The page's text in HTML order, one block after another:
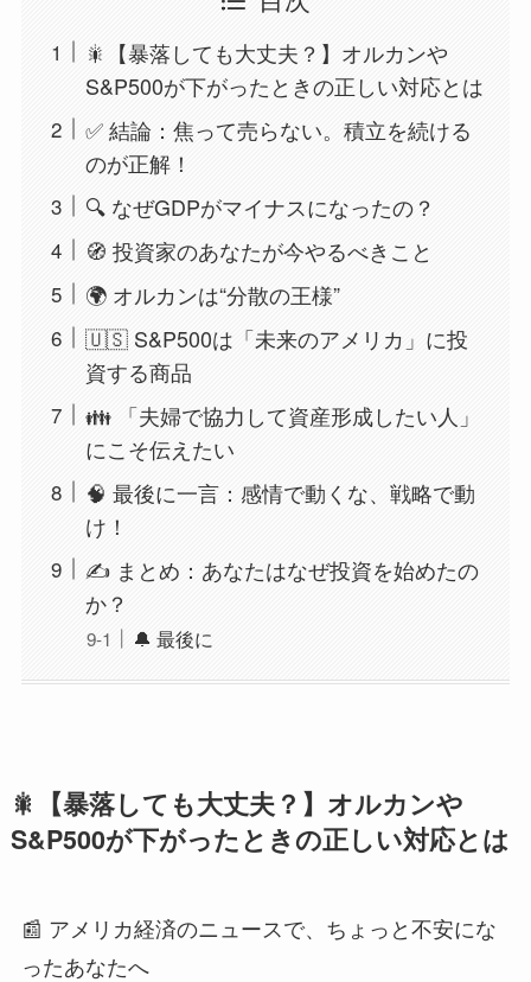
🎇【暴落しても大丈夫？】オルカンや
S&P500が下がったときの正しい対応とは
✅ 結論：焦って売らない。積立を続ける
のが正解！
🔍 なぜGDPがマイナスになったの？
🧭 投資家のあなたが今やるべきこと
🌍 オルカンは“分散の王様”
🇺🇸 S&P500は「未来のアメリカ」に投
資する商品
👪 「夫婦で協力して資産形成したい人」
にこそ伝えたい
🧠 最後に一言：感情で動くな、戦略で動
け！
✍️ まとめ：あなたはなぜ投資を始めたの
か？
🔔 最後に
🎇【暴落しても大丈夫？】オルカンや
S&P500が下がったときの正しい対応とは
📰 アメリカ経済のニュースで、ちょっと不安にな
ったあなたへ